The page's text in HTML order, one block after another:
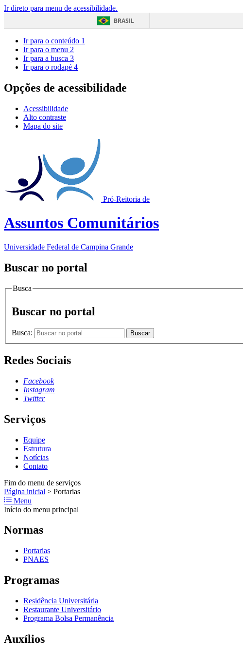
Ir direto para menu de acessibilidade.
BRASIL
Ir para o conteúdo 1
Ir para o menu 2
Ir para a busca 3
Ir para o rodapé 4
Opções de acessibilidade
Acessibilidade
Alto contraste
Mapa do site
Pró-Reitoria de
Assuntos Comunitários
Universidade Federal de Campina Grande
Buscar no portal
Busca
Buscar no portal
Busca: Buscar
Redes Sociais
Facebook
Instagram
Twitter
Serviços
Equipe
Estrutura
Notícias
Contato
Fim do menu de serviços
Página inicial > Portarias
Menu
Início do menu principal
Normas
Portarias
PNAES
Programas
Residência Universitária
Restaurante Universitário
Programa Bolsa Permanência
Auxílios